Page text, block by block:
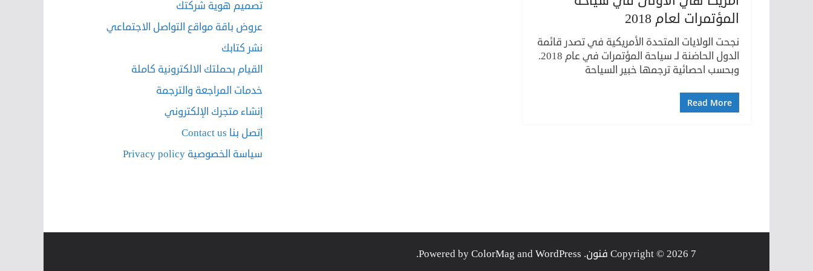
المؤتمرات لعام 2018
نجحت الولايات المتحدة الأمريكية في تصدر قائمة
الدول الحاضنة لـ سياحة المؤتمرات في عام 2018.
وبحسب احصائية ترجمها خبير السياحة
Read More
تصميم هوية شركتك
عروض باقة مواقع التواصل الاجتماعي
نشر كتابك
القيام بحملتك الالكترونية كاملة
خدمات المراجعة والترجمة
إنشاء متجرك الإلكتروني
إتصل بنا Contact us
سياسة الخصوصية Privacy policy
Copyright © 2026 7 فنون . Powered by
ColorMag andWordPress
.